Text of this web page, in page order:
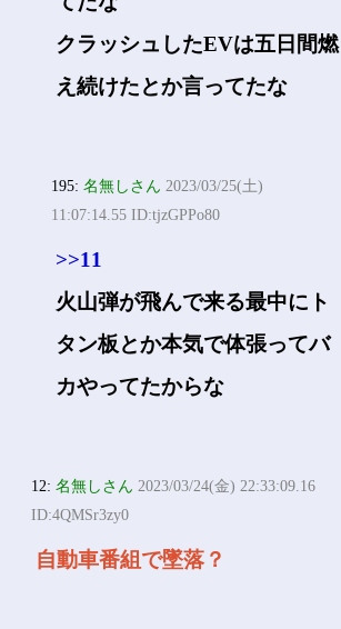
クラッシュしたEVは五日間燃
え続けたとか言ってたな
195:名無しさん 2023/03/25(土)
11:07:14.55 ID:tjzGPPo80
>>11
火山弾が飛んで来る最中にト
タン板とか本気で体張ってバ
カやってたからな
12:名無しさん 2023/03/24(金) 22:33:09.16
ID:4QMSr3zy0
自動車番組で墜落？